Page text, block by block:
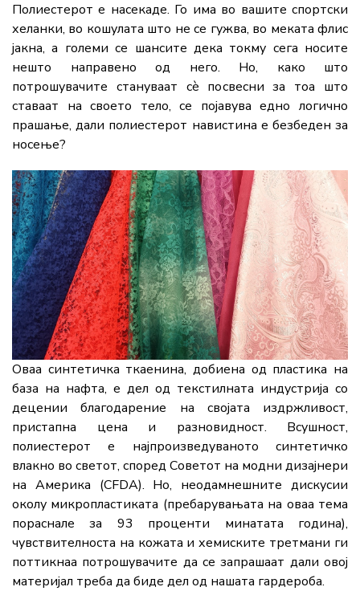
Полиестерот е насекаде. Го има во вашите спортски
хеланки, во кошулата што не се гужва, во меката флис
јакна, а големи се шансите дека токму сега носите
нешто направено од него. Но, како што
потрошувачите стануваат сè посвесни за тоа што
ставаат на своето тело, се појавува едно логично
прашање, дали полиестерот навистина е безбеден за
носење?
Оваа синтетичка ткаенина, добиена од пластика на
база на нафта, е дел од текстилната индустрија со
децении благодарение на својата издржливост,
пристапна цена и разновидност. Всушност,
полиестерот е најпроизведуваното синтетичко
влакно во светот, според Советот на модни дизајнери
на Америка (CFDA). Но, неодамнешните дискусии
околу микропластиката (пребарувањата на оваа тема
пораснале за 93 проценти минатата година),
чувствителноста на кожата и хемиските третмани ги
поттикнаа потрошувачите да се запрашаат дали овој
материјал треба да биде дел од нашата гардероба.